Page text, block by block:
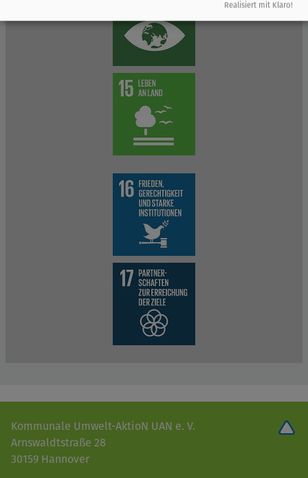
Kommunale Umwelt-AktioN UAN e. V.
Arnswaldtstraße 28
30159 Hannover
Realisiert mit Klaro!